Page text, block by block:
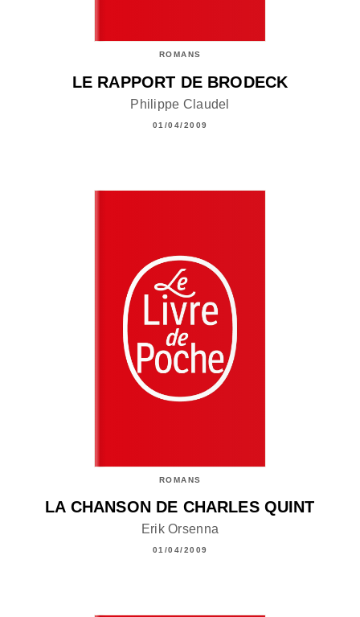
ROMANS
LE RAPPORT DE BRODECK
Philippe Claudel
01/04/2009
ROMANS
LA CHANSON DE CHARLES QUINT
Erik Orsenna
01/04/2009